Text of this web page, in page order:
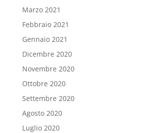
Marzo 2021
Febbraio 2021
Gennaio 2021
Dicembre 2020
Novembre 2020
Ottobre 2020
Settembre 2020
Agosto 2020
Luglio 2020